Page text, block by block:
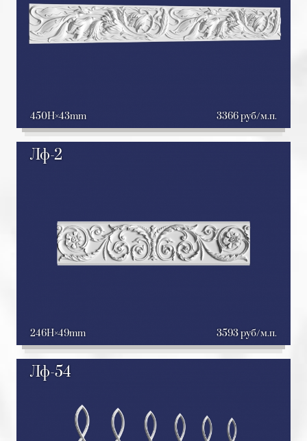
450H 43mm 3366 руб/м.п.
Лф-2
246H 49mm 3593 руб/м.п.
Лф-54